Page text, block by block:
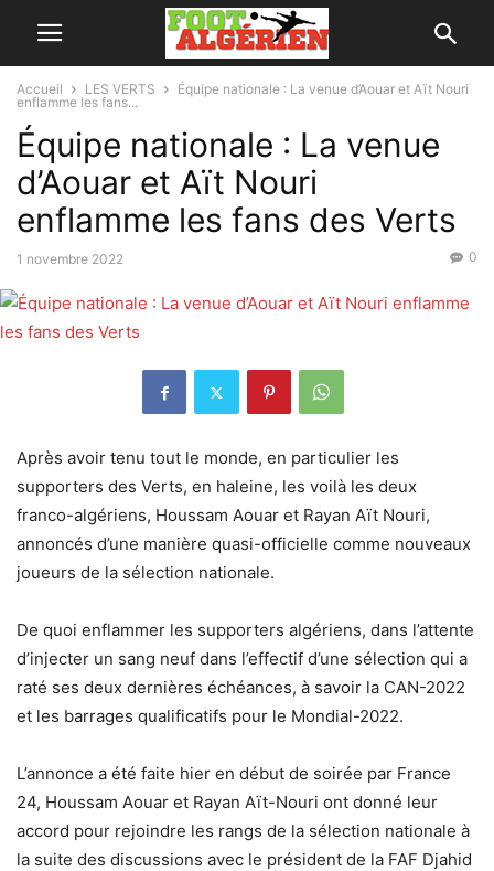
Accueil LES VERTS
Équipe nationale : La venue d’Aouar et Aït Nouri
enflamme les fans...
Équipe nationale : La venue
d’Aouar et Aït Nouri
enflamme les fans des Verts
1 novembre 2022 0
Après avoir tenu tout le monde, en particulier les
supporters des Verts, en haleine, les voilà les deux
franco-algériens, Houssam Aouar et Rayan Aït Nouri,
annoncés d’une manière quasi-officielle comme nouveaux
joueurs de la sélection nationale.
De quoi enflammer les supporters algériens, dans l’attente
d’injecter un sang neuf dans l’effectif d’une sélection qui a
raté ses deux dernières échéances, à savoir la CAN-2022
et les barrages qualificatifs pour le Mondial-2022.
L’annonce a été faite hier en début de soirée par France
24, Houssam Aouar et Rayan Aït-Nouri ont donné leur
accord pour rejoindre les rangs de la sélection nationale à
la suite des discussions avec le président de la FAF Djahid